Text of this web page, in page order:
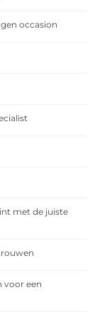
occasion
met de juiste
voor een